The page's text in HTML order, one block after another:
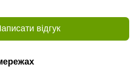
відгук